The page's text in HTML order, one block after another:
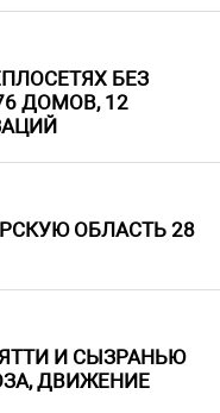
БЕЗ
ДОМОВ, 12
ОБЛАСТЬ 28
И СЫЗРАНЬЮ
ДВИЖЕНИЕ